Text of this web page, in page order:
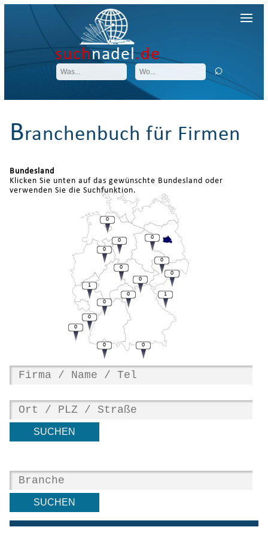
suchnadel.de
Branchenbuch für Firmen
Bundesland
Klicken Sie unten auf das gewünschte Bundesland oder
verwenden Sie die Suchfunktion.
1
0
1
0
0
0
0
0
0
0
0
0
0
0
0
0